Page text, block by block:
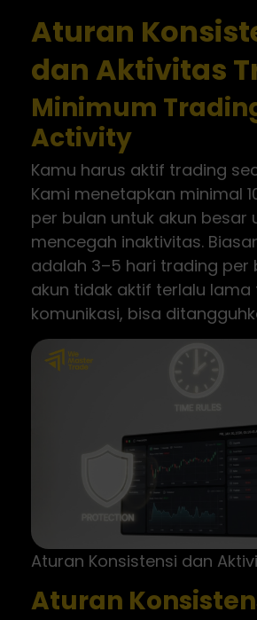
Aturan
dan Aktivitas
Minimum
Activity
Kamu harus aktif trading
Kami menetapkan minimal
per bulan untuk akun besar
mencegah inaktivitas.
adalah 3–5 hari trading per
akun tidak aktif terlalu lama
komunikasi, bisa
Aturan Konsistensi dan
Aturan